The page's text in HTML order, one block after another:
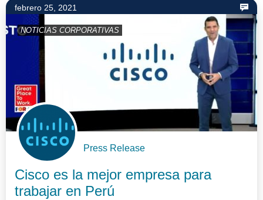
febrero 25, 2021
NOTICIAS CORPORATIVAS
Press Release
Cisco es la mejor empresa para
trabajar en Perú